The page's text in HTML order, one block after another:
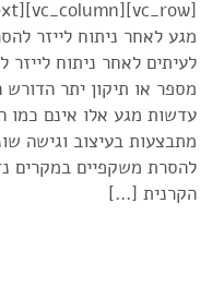
מגע לאחר ניתוח לייזר
לעיתים לאחר ניתוח
מספר או תיקון יתר
עדשות מגע אלו אינם כמו
מתבצעות בעיצוב וגישה
להסרת משקפיים במקרים
הקרנית […]